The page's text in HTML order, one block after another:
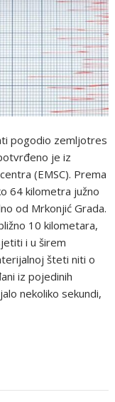
pogodio zemljotres
je iz
(EMSC). Prema
64 kilometra južno
od Mrkonjić Grada.
10 kilometara,
i u širem
šteti niti o
iz pojedinih
nekoliko sekundi,